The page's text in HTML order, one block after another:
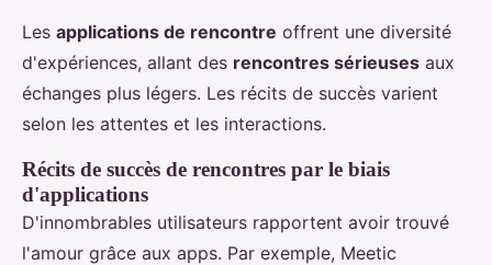
Les applications de rencontre offrent une diversité
d'expériences, allant des rencontres sérieuses aux
échanges plus légers. Les récits de succès varient
selon les attentes et les interactions.
Récits de succès de rencontres par le biais
d'applications
D'innombrables utilisateurs rapportent avoir trouvé
l'amour grâce aux apps. Par exemple, Meetic